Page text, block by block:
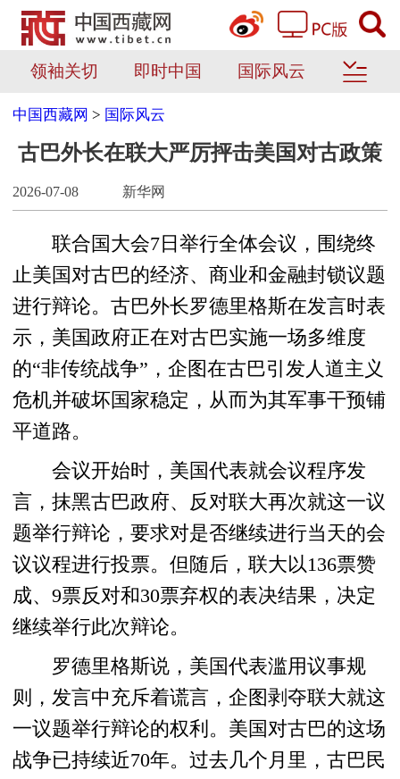
领袖关切 即时中国 国际风云
中国西藏网 > 国际风云
古巴外长在联大严厉抨击美国对古政策
2026-07-08 新华网
联合国大会7日举行全体会议，围绕终
止美国对古巴的经济、商业和金融封锁议题
进行辩论。古巴外长罗德里格斯在发言时表
示，美国政府正在对古巴实施一场多维度
的“非传统战争”，企图在古巴引发人道主义
危机并破坏国家稳定，从而为其军事干预铺
平道路。
会议开始时，美国代表就会议程序发
言，抹黑古巴政府、反对联大再次就这一议
题举行辩论，要求对是否继续进行当天的会
议议程进行投票。但随后，联大以136票赞
成、9票反对和30票弃权的表决结果，决定
继续举行此次辩论。
罗德里格斯说，美国代表滥用议事规
则，发言中充斥着谎言，企图剥夺联大就这
一议题举行辩论的权利。美国对古巴的这场
战争已持续近70年。过去几个月里，古巴民